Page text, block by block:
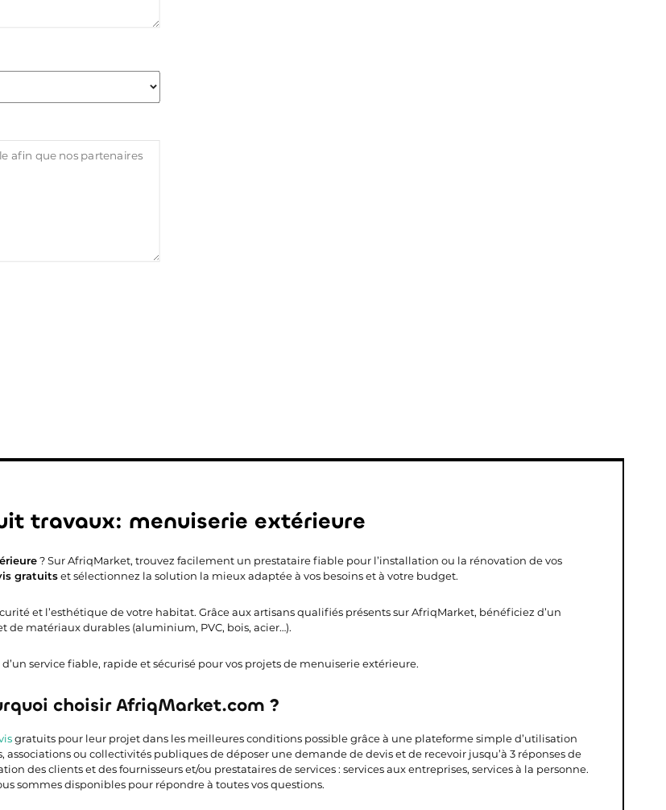
travaux: menuiserie extérieure
? Sur AfriqMarket, trouvez facilement un prestataire fiable pour l’installation ou la rénovation de vos
gratuitset sélectionnez la solution la mieux adaptée à vos besoins et à votre budget.
et l’esthétique de votre habitat. Grâce aux artisans qualifiés présents sur AfriqMarket, bénéficiez d’un
de matériaux durables (aluminium, PVC, bois, acier…).
service fiable, rapide et sécurisé pour vos projets de menuiserie extérieure.
choisir AfriqMarket.com ?
gratuits pour leur projet dans les meilleures conditions possible grâce à une plateforme simple d’utilisation
ou collectivités publiques de déposer une demande de devis et de recevoir jusqu’à 3 réponses de
des clients et des fournisseurs et/ou prestataires de services : services aux entreprises, services à la personne.
sommes disponibles pour répondre à toutes vos questions.